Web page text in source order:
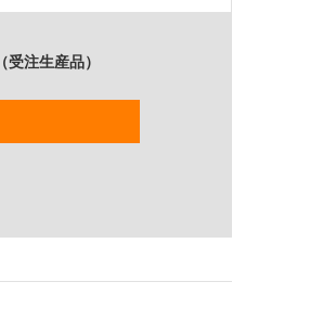
注生産品）